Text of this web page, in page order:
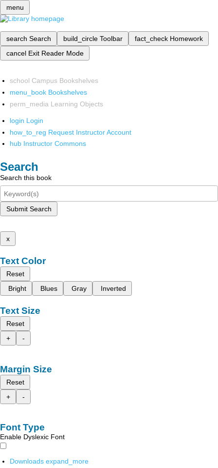
menu
search Search build_circle Toolbar fact_check Homework
cancel Exit Reader Mode
school Campus Bookshelves
menu_book Bookshelves
perm_media Learning Objects
login Login
how_to_reg Request Instructor Account
hub Instructor Commons
Search
Search this book
Submit Search
x
Text Color
Reset
Bright
Blues Gray Inverted
Text Size
Reset
+
-
Margin Size
Reset
+
-
Font Type
Enable Dyslexic Font
Downloads expand_more